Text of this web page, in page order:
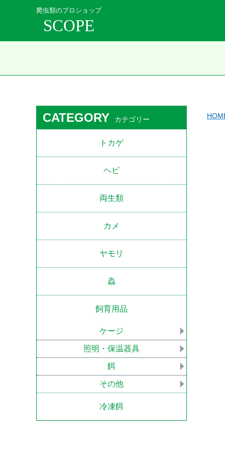
爬虫類のプロショップ
SCOPE
CATEGORY カテゴリー
トカゲ
ヘビ
両生類
カメ
ヤモリ
蟲
飼育用品
ケージ
照明・保温器具
餌
その他
冷凍餌